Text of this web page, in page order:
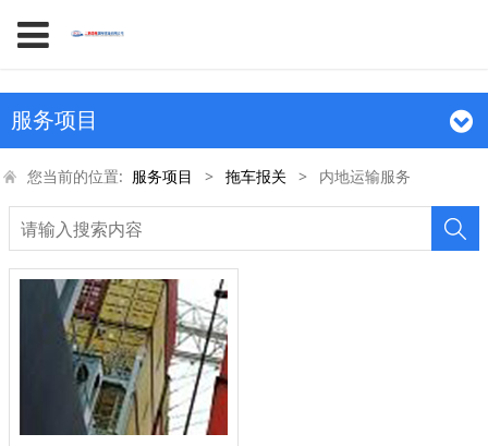
服务项目
您当前的位置: 服务项目 > 拖车报关 > 内地运输服务